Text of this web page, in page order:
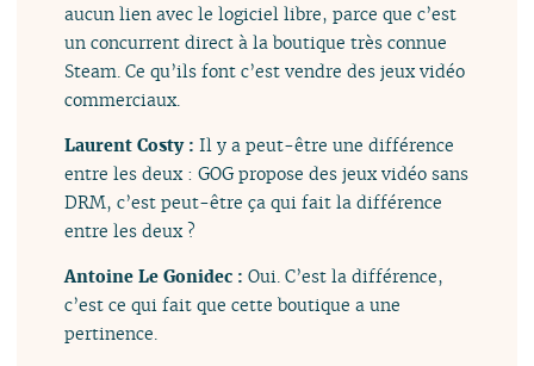
aucun lien avec le logiciel libre, parce que c’est
un concurrent direct à la boutique très connue
Steam. Ce qu’ils font c’est vendre des jeux vidéo
commerciaux.
Laurent Costy :Il y a peut-être une différence
entre les deux : GOG propose des jeux vidéo sans
DRM, c’est peut-être ça qui fait la différence
entre les deux ?
Antoine Le Gonidec :Oui. C’est la différence,
c’est ce qui fait que cette boutique a une
pertinence.